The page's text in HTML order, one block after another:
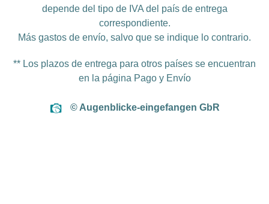
depende del tipo de IVA del país de entrega
correspondiente.
Más gastos de envío, salvo que se indique lo contrario.
** Los plazos de entrega para otros países se encuentran
en la página Pago y Envío
© Augenblicke-eingefangen GbR